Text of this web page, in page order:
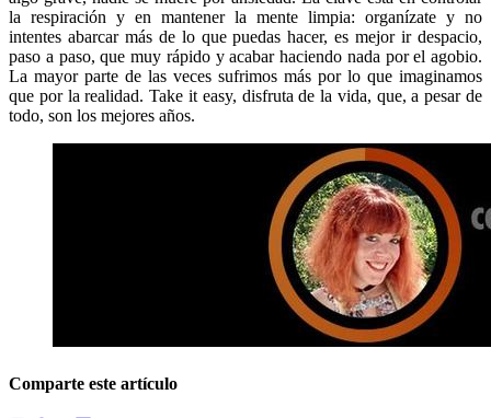
la respiración y en mantener la mente limpia: organízate y no
intentes abarcar más de lo que puedas hacer, es mejor ir despacio,
paso a paso, que muy rápido y acabar haciendo nada por el agobio.
La mayor parte de las veces sufrimos más por lo que imaginamos
que por la realidad. Take it easy, disfruta de la vida, que, a pesar de
todo, son los mejores años.
Comparte este artículo